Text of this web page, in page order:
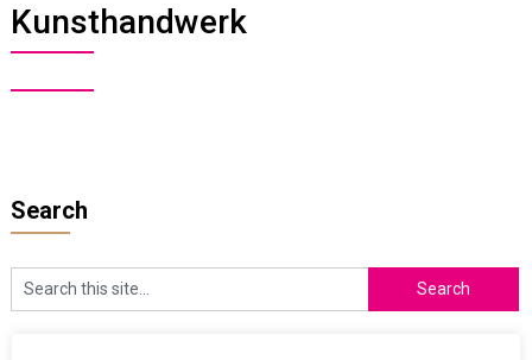
Kunsthandwerk
Search